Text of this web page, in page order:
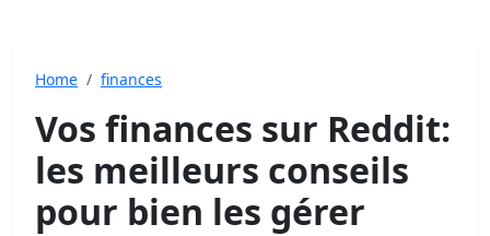
Home finances
Vos finances sur Reddit:
les meilleurs conseils
pour bien les gérer